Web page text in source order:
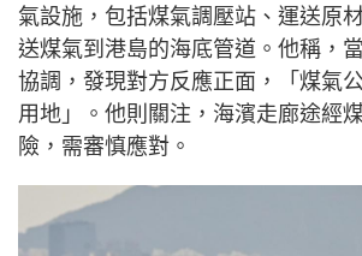
氣設施，包括煤氣調壓站、運送原
送煤氣到港島的海底管道。他稱，
協調，發現對方反應正面，「煤氣
用地」。他則關注，海濱走廊途經
險，需審慎應對。